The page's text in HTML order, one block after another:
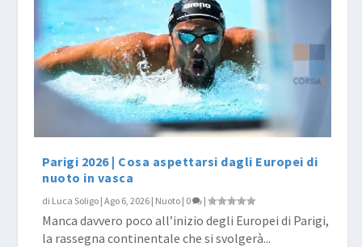
Arena signature collection: dieci campioni
rappres...
Arena lancia la sfida “Swim 4 The Seas”...
Arena e Roma2022 insieme
Arena Acquamica, a Milano la terza Festa dell̵...
Arena Acquamica, a Firenze la seconda Festa
dell&#...
Parigi 2026 | Cosa aspettarsi dagli Europei di
nuoto in vasca
di Luca Soligo |Ago 6, 2026 | Nuoto | 0 |
Manca davvero poco all’inizio degli Europei di Parigi,
la rassegna continentale che si svolgerà...